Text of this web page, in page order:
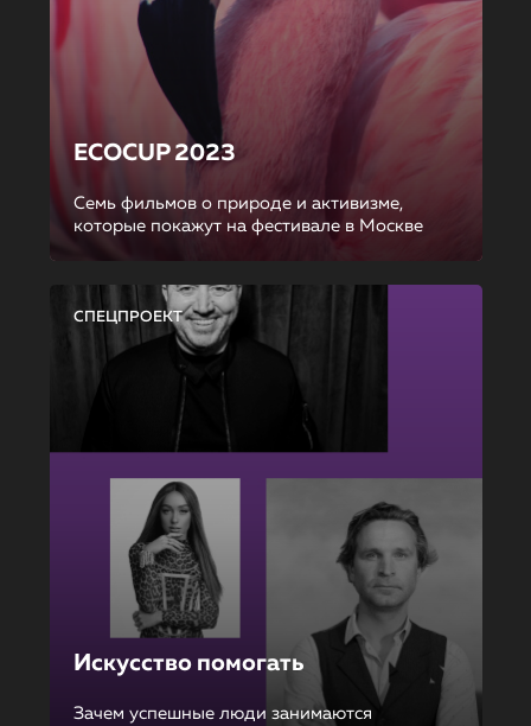
ECOCUP 2023
Семь фильмов о природе и активизме,
которые покажут на фестивале в Москве
СПЕЦПРОЕКТ
Искусство помогать
Зачем успешные люди занимаются